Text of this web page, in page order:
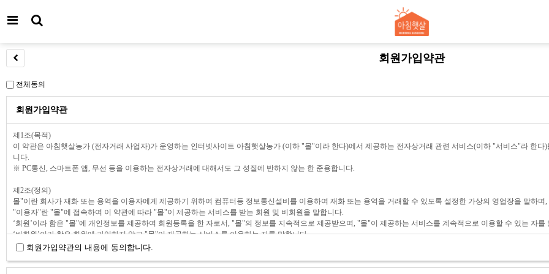
회원가입약관
전체동의
회원가입약관
회원가입약관의 내용에 동의합니다.